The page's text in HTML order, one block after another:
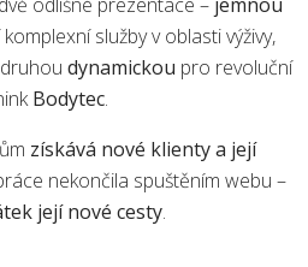
služby v oblasti výživy,
dynamickou pro revoluční
Bodytec.
získává nové klienty a její
nekončila spuštěním webu –
její nové cesty.